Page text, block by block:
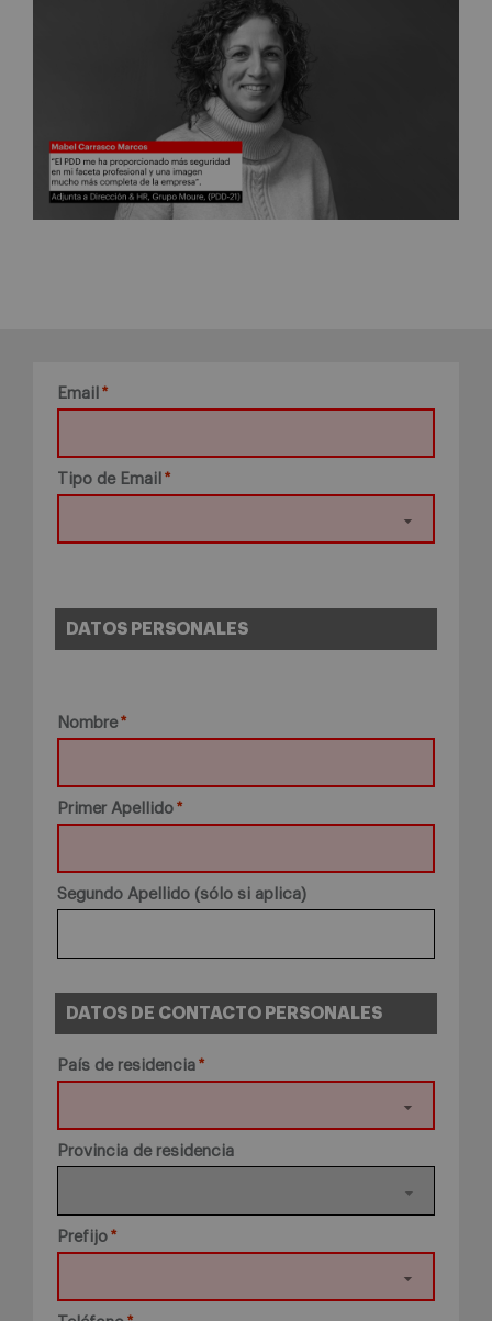
Email
Tipo de Email
DATOS PERSONALES
Nombre
Primer Apellido
Segundo Apellido (sólo si aplica)
DATOS DE CONTACTO PERSONALES
País de residencia
Provincia de residencia
Prefijo